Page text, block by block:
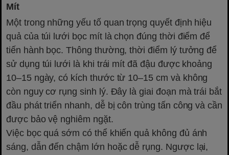
Mít
Một trong những yếu tố quan trọng quyết định hiệu
quả của túi lưới bọc mít là chọn đúng thời điểm để
tiến hành bọc. Thông thường, thời điểm lý tưởng để
sử dụng túi lưới là khi trái mít đã đậu được khoảng
10–15 ngày, có kích thước từ 10–15 cm và không
còn nguy cơ rụng sinh lý. Đây là giai đoạn mà trái bắt
đầu phát triển nhanh, dễ bị côn trùng tấn công và cần
được bảo vệ nghiêm ngặt.
Việc bọc quá sớm có thể khiến quả không đủ ánh
sáng, dẫn đến chậm lớn hoặc dễ rụng. Ngược lại,